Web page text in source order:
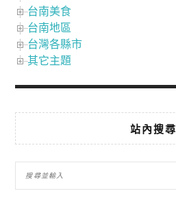
台南美食
台南地區
台灣各縣市
其它主題
站內搜尋